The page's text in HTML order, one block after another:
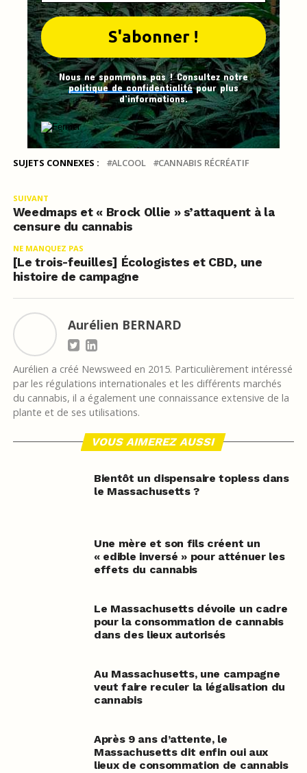
Nous ne spammons pas ! Consultez notre
politique de confidentialitépour plus
d’informations.
SUJETS CONNEXES : ALCOOL CANNABIS RÉCRÉATIF
SUIVANT
Weedmaps et « Brock Ollie » s’attaquent à la
censure du cannabis
NE MANQUEZ PAS
[Le trois-feuilles] Écologistes et CBD, une
histoire de campagne
Aurélien BERNARD
Aurélien a créé Newsweed en 2015. Particulièrement intéressé
par les régulations internationales et les différents marchés
du cannabis, il a également une connaissance extensive de la
plante et de ses utilisations.
VOUS AIMEREZ AUSSI
Bientôt un dispensaire topless dans
le Massachusetts ?
Une mère et son fils créent un
« edible inversé » pour atténuer les
effets du cannabis
Le Massachusetts dévoile un cadre
pour la consommation de cannabis
dans des lieux autorisés
Au Massachusetts, une campagne
veut faire reculer la légalisation du
cannabis
Après 9 ans d’attente, le
Massachusetts dit enfin oui aux
lieux de consommation de cannabis